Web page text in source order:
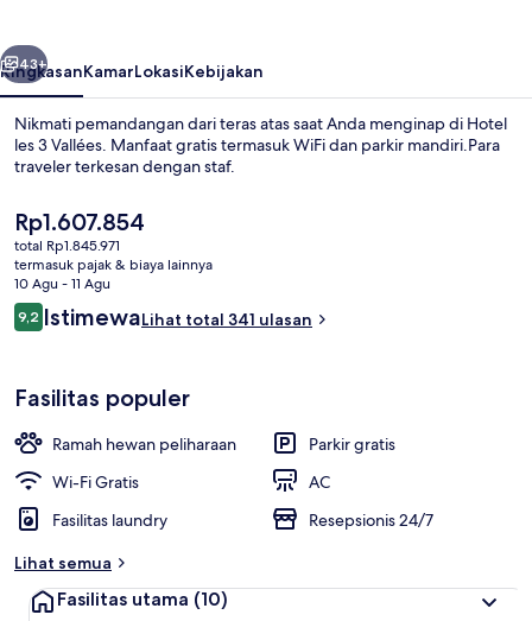
Bagian depan properti
Berikutnya
43+
RingkasanKamarLokasiKebijakan
Nikmati pemandangan dari teras atas saat Anda menginap di Hotel
les 3 Vallées. Manfaat gratis termasuk WiFi dan parkir mandiri.Para
traveler terkesan dengan staf.
Harga
saat
ini
Rp1.607.854
Rp1.607.854
total Rp1.845.971
termasuk pajak & biaya lainnya
10 Agu - 11 Agu
Ulasan
9,29,2 dari 10
IstimewaLihat total 341 ulasan
Fasilitas populer
Ramah hewan peliharaan
Parkir gratis
Wi-Fi Gratis
AC
Fasilitas laundry
Resepsionis 24/7
Lihat semua
Fasilitas utama (10)